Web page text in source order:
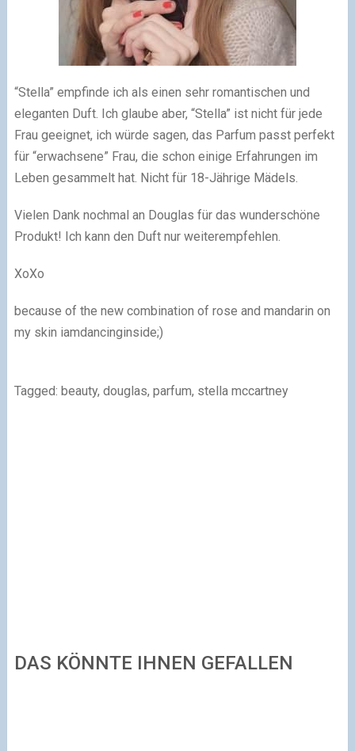
“Stella” empfinde ich als einen sehr romantischen und
eleganten Duft. Ich glaube aber, “Stella” ist nicht für jede
Frau geeignet, ich würde sagen, das Parfum passt perfekt
für “erwachsene” Frau, die schon einige Erfahrungen im
Leben gesammelt hat. Nicht für 18-Jährige Mädels.
Vielen Dank nochmal an Douglas für das wunderschöne
Produkt! Ich kann den Duft nur weiterempfehlen.
XoXo
because of the new combination of rose and mandarin on
my skin iamdancinginside;)
Tagged: beauty, douglas, parfum, stella mccartney
DAS KÖNNTE IHNEN GEFALLEN